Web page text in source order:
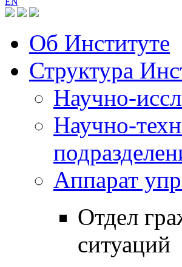
Об Институте
Структура
Научно-
Научно-
Аппарат
Отдел
ситуаций